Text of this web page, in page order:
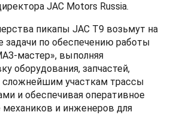
JAC Motors Russia.
пикапы JAC T9 возьмут на
задачи по обеспечению работы
мастер», выполняя
оборудования, запчастей,
сложнейшим участкам трассы
и обеспечивая оперативное
и инженеров для